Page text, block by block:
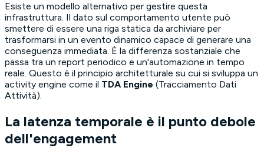
Esiste un modello alternativo per gestire questa
infrastruttura. Il dato sul comportamento utente può
smettere di essere una riga statica da archiviare per
trasformarsi in un evento dinamico capace di generare una
conseguenza immediata. È la differenza sostanziale che
passa tra un report periodico e un'automazione in tempo
reale. Questo è il principio architetturale su cui si sviluppa un
activity engine come il TDA Engine (Tracciamento Dati
Attività).
La latenza temporale è il punto debole
dell'engagement